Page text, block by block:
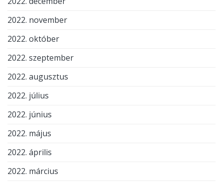
2022. november
2022. október
2022. szeptember
2022. augusztus
2022. július
2022. június
2022. május
2022. április
2022. március